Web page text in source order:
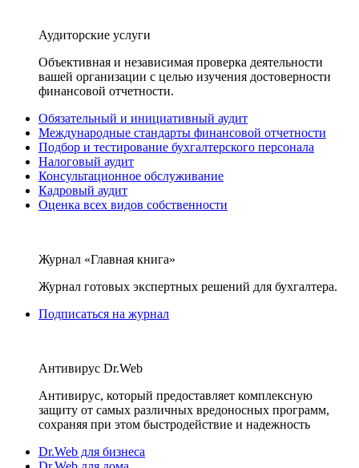
Аудиторские услуги
Объективная и независимая проверка деятельности
вашей организации с целью изучения достоверности
финансовой отчетности.
Обязательный и инициативный аудит
Международные стандарты финансовой отчетности
Подбор и тестирование бухгалтерского персонала
Налоговый аудит
Консультационное обслуживание
Кадровый аудит
Оценка всех видов собственности
Журнал «Главная книга»
Журнал готовых экспертных решений для бухгалтера.
Подписаться на журнал
Антивирус Dr.Web
Антивирус, который предоставляет комплексную
защиту от самых различных вредоносных программ,
сохраняя при этом быстродействие и надежность
Dr.Web для бизнеса